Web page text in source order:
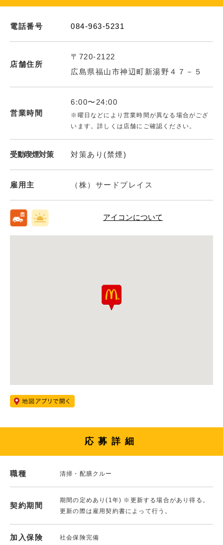
電話番号 084-963-5231
店舗住所
〒720-2122
広島県福山市神辺町新湯野４７－５
営業時間
6:00〜24:00
※曜日などにより営業時間が異なる場合がござ
います。詳しくは店舗にご確認ください。
受動喫煙対策 対策あり(禁煙)
雇用主 （株）サードプレイス
アイコンについて
応募詳細
職種 清掃・配膳クルー
契約期間
期間の定めあり(1年) ※更新する場合があり得る。
更新の際は雇用契約書によって行う。
加入保険 社会保険完備